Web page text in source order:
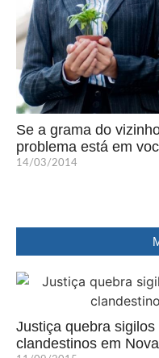
Se a grama do
problema está em
14/03/2014
Justiça quebra
clandestinos em